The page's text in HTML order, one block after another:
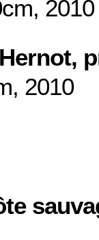
2010
2010